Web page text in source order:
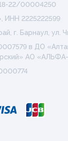
22/00004250
2225222599
г. Барнаул, ул.
в ДО
АО